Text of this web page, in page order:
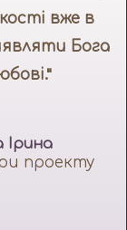
вже в
Бога
Ірина
проекту